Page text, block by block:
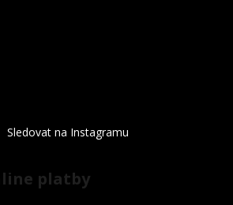
Sledovat na Instagramu
platby